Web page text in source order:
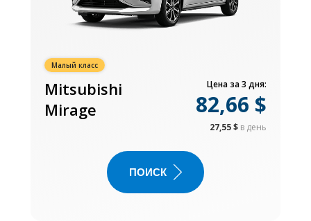
Малый класс
Mitsubishi
Mirage
Цена за 3 дня:
82,66 $
27,55 $ в день
ПОИСК